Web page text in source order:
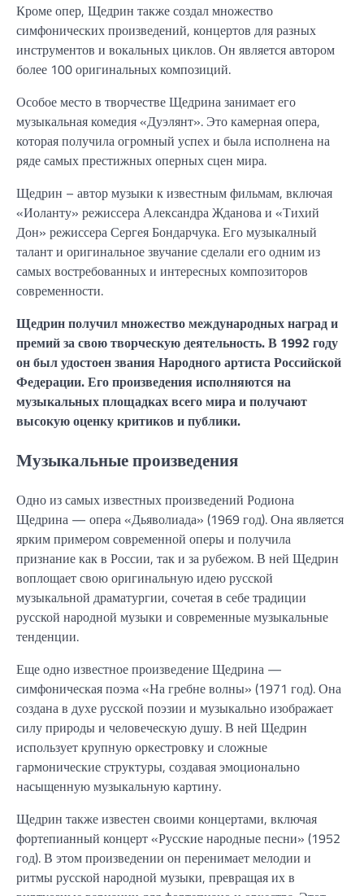
Кроме опер, Щедрин также создал множество
симфонических произведений, концертов для разных
инструментов и вокальных циклов. Он является автором
более 100 оригинальных композиций.
Особое место в творчестве Щедрина занимает его
музыкальная комедия «Дуэлянт». Это камерная опера,
которая получила огромный успех и была исполнена на
ряде самых престижных оперных сцен мира.
Щедрин – автор музыки к известным фильмам, включая
«Иоланту» режиссера Александра Жданова и «Тихий
Дон» режиссера Сергея Бондарчука. Его музыкалный
талант и оригинальное звучание сделали его одним из
самых востребованных и интересных композиторов
современности.
Щедрин получил множество международных наград и
премий за свою творческую деятельность. В 1992 году
он был удостоен звания Народного артиста Российской
Федерации. Его произведения исполняются на
музыкальных площадках всего мира и получают
высокую оценку критиков и публики.
Музыкальные произведения
Одно из самых известных произведений Родиона
Щедрина — опера «Дьяволиада» (1969 год). Она является
ярким примером современной оперы и получила
признание как в России, так и за рубежом. В ней Щедрин
воплощает свою оригинальную идею русской
музыкальной драматургии, сочетая в себе традиции
русской народной музыки и современные музыкальные
тенденции.
Еще одно известное произведение Щедрина —
симфоническая поэма «На гребне волны» (1971 год). Она
создана в духе русской поэзии и музыкально изображает
силу природы и человеческую душу. В ней Щедрин
использует крупную оркестровку и сложные
гармонические структуры, создавая эмоционально
насыщенную музыкальную картину.
Щедрин также известен своими концертами, включая
фортепианный концерт «Русские народные песни» (1952
год). В этом произведении он перенимает мелодии и
ритмы русской народной музыки, превращая их в